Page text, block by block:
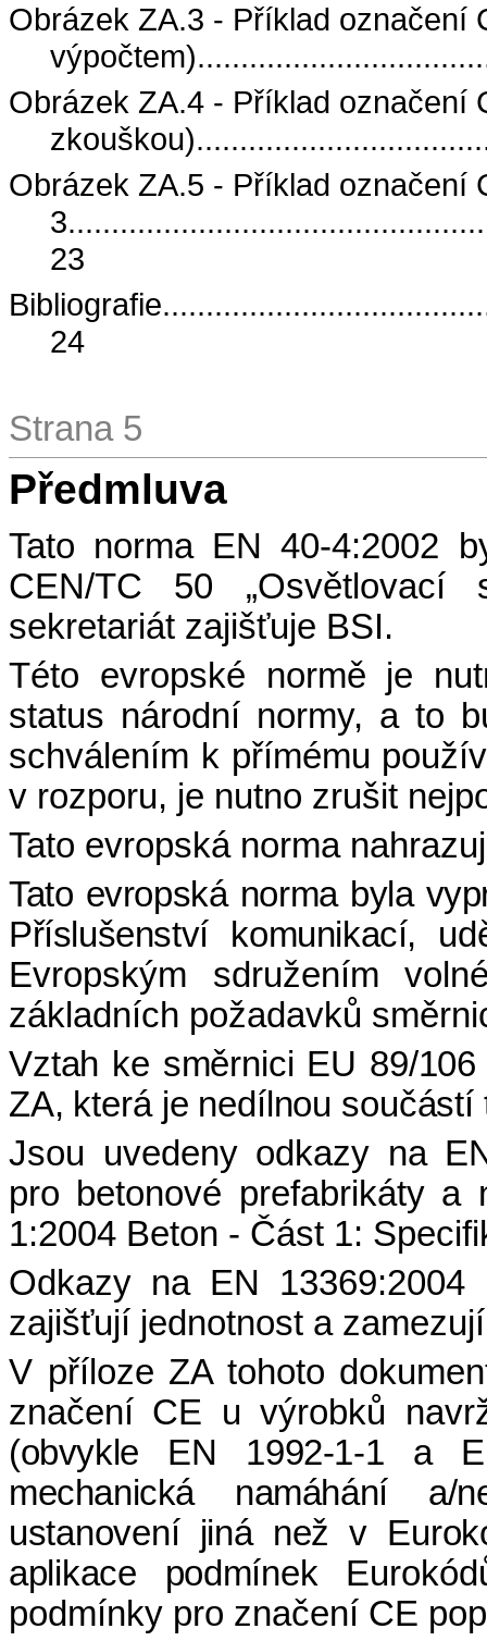
Obrázek ZA.3 - Příklad označení
výpočtem)
Obrázek ZA.4 - Příklad označení
zkouškou)
Obrázek ZA.5 - Příklad označení
3
23
Bibliografie
24
Strana 5
Předmluva
Tato norma EN 40-4:2002
CEN/TC 50
sekretariát zajišťuje BSI.
Této evropské normě je
status národní normy, a to
schválením k přímému
v rozporu, je nutno zrušit
Tato evropská norma
Tato evropská norma byla
Příslušenství komunikací,
Evropským sdružením
základních požadavků
Vztah ke směrnici EU 89/
ZA, která je nedílnou součástí
Jsou uvedeny odkazy na
pro betonové prefabrikáty
1:2004 Beton - Část 1:
Odkazy na EN 13369:2004
zajišťují jednotnost a
V příloze ZA tohoto
značení CE u výrobků
(obvykle EN 1992-1-1 a
mechanická namáhání a/
ustanovení jiná než v
aplikace podmínek
podmínky pro značení CE